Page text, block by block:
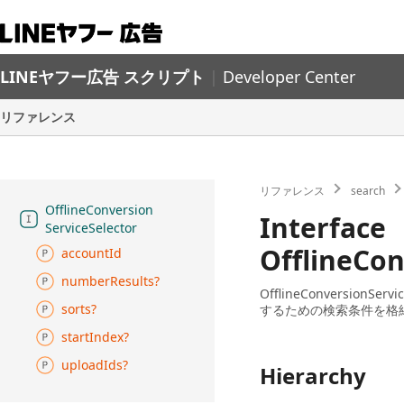
LINEヤフー広告 スクリプト Developer Center
リファレンス
リファレンス search
Interface
するための検索条件を格
Hierarchy
OfflineConversion
ServiceSelector
accountId
numberResults?
sorts?
startIndex?
uploadIds?